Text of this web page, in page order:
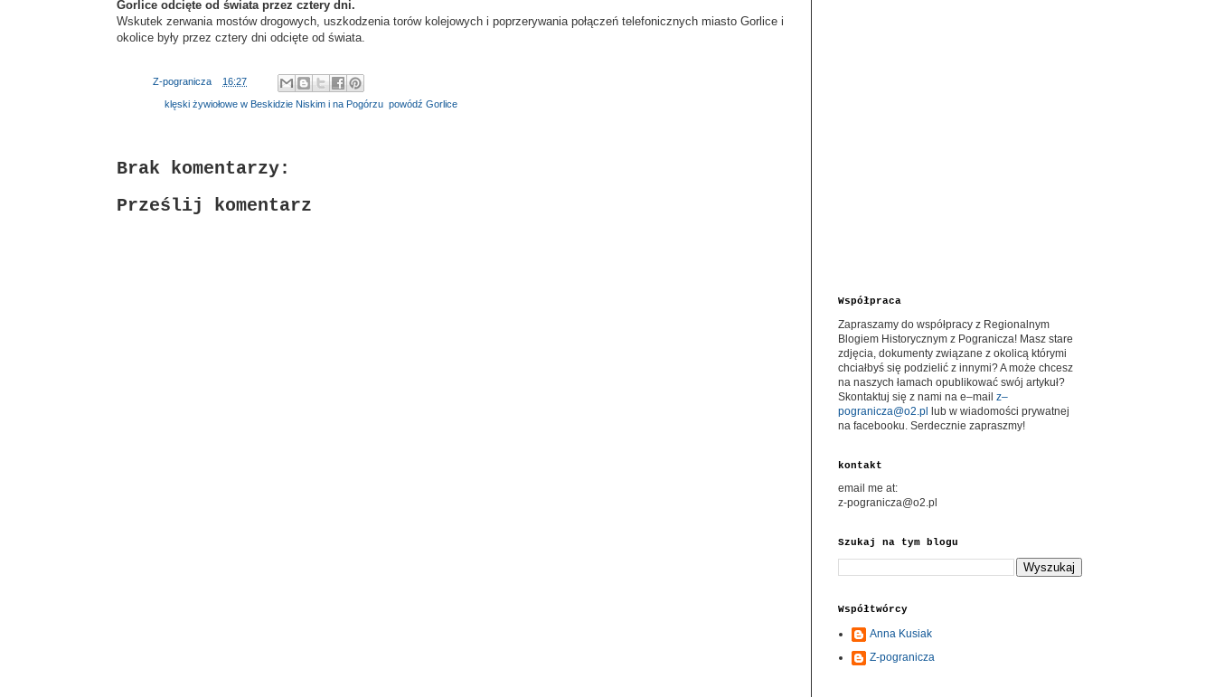
Gorlice odcięte od świata przez cztery dni.
Wskutek zerwania mostów drogowych, uszkodzenia torów kolejowych i poprzerywania połączeń telefonicznych miasto Gorlice i
okolice były przez cztery dni odcięte od świata.
Z-pogranicza 16:27
klęski żywiołowe w Beskidzie Niskim i na Pogórzu powódź Gorlice
Brak komentarzy:
Prześlij komentarz
Współpraca
Zapraszamy do współpracy z Regionalnym
Blogiem Historycznym z Pogranicza! Masz stare
zdjęcia, dokumenty związane z okolicą którymi
chciałbyś się podzielić z innymi? A może chcesz
na naszych łamach opublikować swój artykuł?
Skontaktuj się z nami na e–mail z–
pogranicza@o2.pl
lub w wiadomości prywatnej
na facebooku. Serdecznie zapraszmy!
kontakt
email me at:
z-pogranicza@o2.pl
Szukaj na tym blogu
Współtwórcy
Anna Kusiak
Z-pogranicza